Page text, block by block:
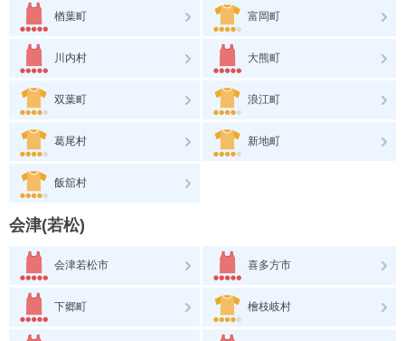
楢葉町 富岡町
川内村 大熊町
双葉町 浪江町
葛尾村 新地町
飯舘村
会津(若松)
会津若松市 喜多方市
下郷町 檜枝岐村